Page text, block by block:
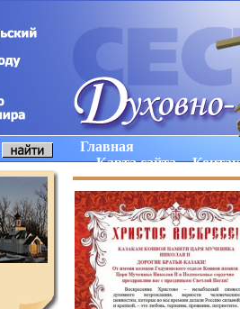
Главная
Карта сайта